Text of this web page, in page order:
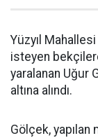
Yüzyıl
isteyen
yaralanan Uğur
altına alındı.
Gölçek, yapılan